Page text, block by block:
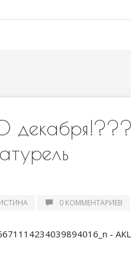
0 КОММЕНТАРИЕВ